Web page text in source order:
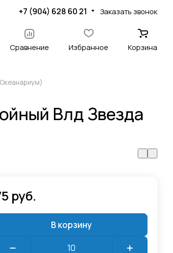
+7 (904) 628 60 21 Заказать звонок
Сравнение Избранное Корзина
Влд Звезда
руб.
В корзину